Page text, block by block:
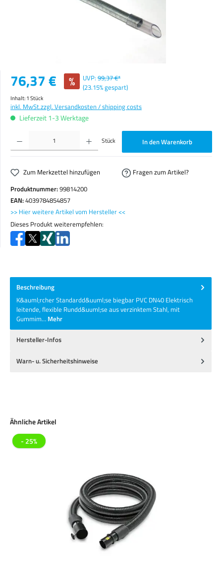
Verkaufspreis:
76,37 € % UVP: 99,37 €*
(23.15% gespart)
Inhalt:1 Stück
inkl. MwSt.zzgl. Versandkosten / shipping costs
Lieferzeit 1-3 Werktage
Produkt Anzahl: Gib den gewünschten Wert ein oder benutze die Schaltflächen um die Anzahl zu
Stück In den Warenkorb
Zum Merkzettel hinzufügen
Fragen zum Artikel?
Produktnummer:99814200
EAN:4039784854857
>> Hier weitere Artikel vom Hersteller <<
Dieses Produkt weiterempfehlen:
Beschreibung
K&auml;rcher Standardd&uuml;se biegbar PVC DN40 Elektrisch
leitende, flexible Rundd&uuml;se aus verzinktem Stahl, mit
Gummim… Mehr
Hersteller-Infos
Warn- u. Sicherheitshinweise
Produktgalerie überspringen
Ähnliche Artikel
- 25%